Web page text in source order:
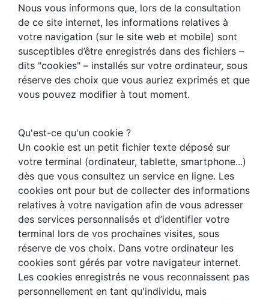
Nous vous informons que, lors de la consultation
de ce site internet, les informations relatives à
votre navigation (sur le site web et mobile) sont
susceptibles d’être enregistrés dans des fichiers –
dits "cookies" – installés sur votre ordinateur, sous
réserve des choix que vous auriez exprimés et que
vous pouvez modifier à tout moment.
Qu'est-ce qu'un cookie ?
Un cookie est un petit fichier texte déposé sur
votre terminal (ordinateur, tablette, smartphone...)
dès que vous consultez un service en ligne. Les
cookies ont pour but de collecter des informations
relatives à votre navigation afin de vous adresser
des services personnalisés et d’identifier votre
terminal lors de vos prochaines visites, sous
réserve de vos choix. Dans votre ordinateur les
cookies sont gérés par votre navigateur internet.
Les cookies enregistrés ne vous reconnaissent pas
personnellement en tant qu'individu, mais